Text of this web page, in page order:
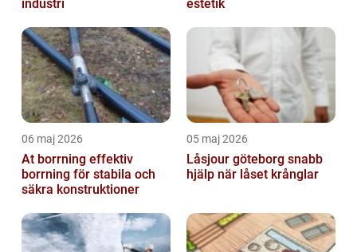
industri estetik
06 maj 2026
At borrning effektiv
borrning för stabila och
säkra konstruktioner
05 maj 2026
Låsjour göteborg snabb
hjälp när låset krånglar